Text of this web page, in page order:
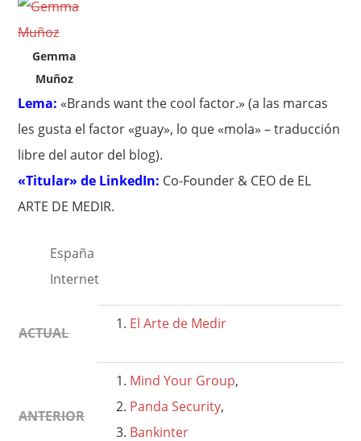
Gemma
Muñoz
Lema: «Brands want the cool factor.» (a las marcas
les gusta el factor «guay», lo que «mola» – traducción
libre del autor del blog).
«Titular» de LinkedIn: Co-Founder & CEO de EL
ARTE DE MEDIR.
España
Internet
ACTUAL
El Arte de Medir
ANTERIOR
Mind Your Group,
Panda Security,
Bankinter